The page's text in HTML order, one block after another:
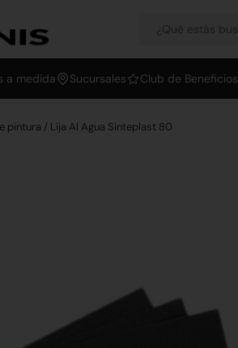
a medida Sucursales Club de Beneficios
pintura / Lija Al Agua Sinteplast 80